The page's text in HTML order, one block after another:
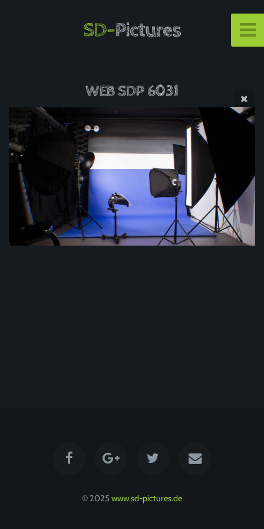
SD-Pictures
WEB SDP 6031
© 2025 www.sd-pictures.de